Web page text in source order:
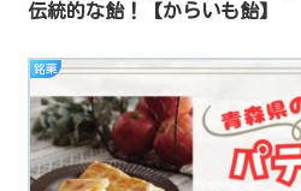
伝統的な飴！【からいも飴】
銘菓